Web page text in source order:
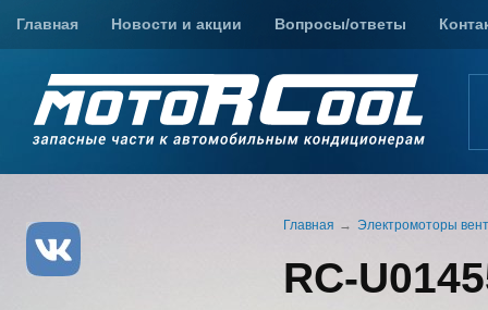
Главная Новости и акции Вопросы/ответы
Главная Электромоторы
RC-